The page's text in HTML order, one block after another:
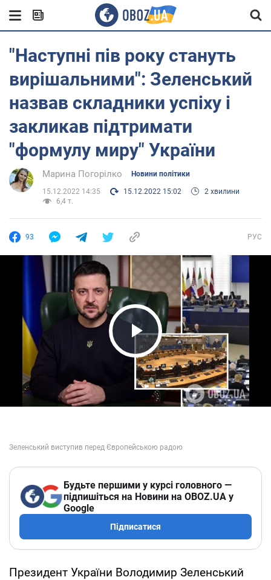
"Наступні пів року стануть
вирішальними": Зеленський
назвав складники успіху і
закликав підтримати
"формулу миру" України
Марина Погорілко Новини політики
15.12.2022 14:35 15.12.2022 15:02
2 хвилини
6,4 т.
93 РУС
Play Video
Будьте першими у курсі головного —
підпишіться на Новини на OBOZ.UA у
Google
Підписатися
Президент України Володимир Зеленський